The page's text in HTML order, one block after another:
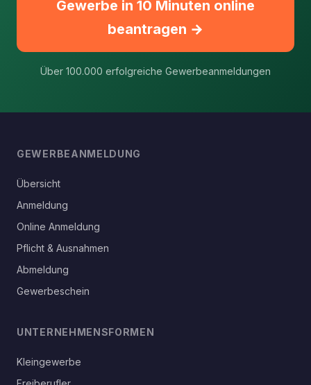
Gewerbe in 10 Minuten online
beantragen →
Über 100.000 erfolgreiche Gewerbeanmeldungen
GEWERBEANMELDUNG
Übersicht
Anmeldung
Online Anmeldung
Pflicht & Ausnahmen
Abmeldung
Gewerbeschein
UNTERNEHMENSFORMEN
Kleingewerbe